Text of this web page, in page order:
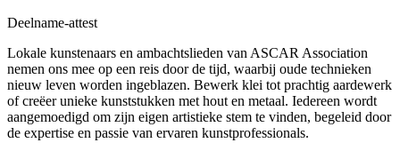
Deelname-attest
Lokale kunstenaars en ambachtslieden van ASCAR Association
nemen ons mee op een reis door de tijd, waarbij oude technieken
nieuw leven worden ingeblazen. Bewerk klei tot prachtig aardewerk
of creëer unieke kunststukken met hout en metaal. Iedereen wordt
aangemoedigd om zijn eigen artistieke stem te vinden, begeleid door
de expertise en passie van ervaren kunstprofessionals.